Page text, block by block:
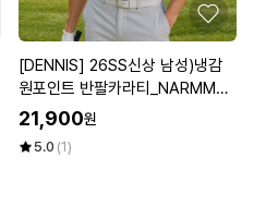
[DENNIS] 26SS신상 남성)냉감
원포인트 반팔카라티_NARMMTS
026
21,900원
5.0 (1)